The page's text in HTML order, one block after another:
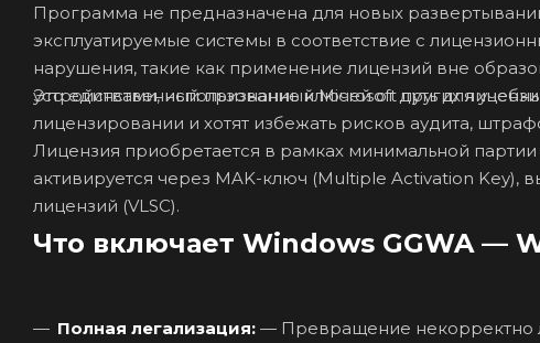
Программа не предназначена для новых
эксплуатируемые системы в соответствие с
нарушения, такие как применение лицензий вне
устройствами, использование ключей от других
Это единственный признанный Microsoft путь для
лицензировании и хотят избежать рисков аудита,
Лицензия приобретается в рамках минимальной
активируется через MAK-ключ (Multiple Activation
лицензий (VLSC).
Что включает Windows GGWA —
Полная легализация: